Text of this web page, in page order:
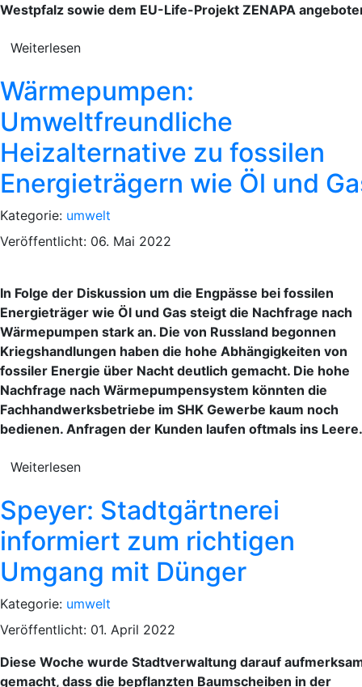
Westpfalz sowie dem EU-Life-Projekt ZENAPA
Weiterlesen
Wärmepumpen:
Umweltfreundliche
Heizalternative zu fossilen
Energieträgern wie Öl und
Kategorie: umwelt
Veröffentlicht: 06. Mai 2022
In Folge der Diskussion um die Engpässe bei fossilen
Energieträger wie Öl und Gas steigt die Nachfrage nach
Wärmepumpen stark an. Die von Russland begonnen
Kriegshandlungen haben die hohe Abhängigkeiten von
fossiler Energie über Nacht deutlich gemacht. Die hohe
Nachfrage nach Wärmepumpensystem könnten die
Fachhandwerksbetriebe im SHK Gewerbe kaum noch
bedienen. Anfragen der Kunden laufen oftmals ins Leere.
Weiterlesen
Speyer: Stadtgärtnerei
informiert zum richtigen
Umgang mit Dünger
Kategorie: umwelt
Veröffentlicht: 01. April 2022
Diese Woche wurde Stadtverwaltung darauf
gemacht, dass die bepflanzten Baumscheiben in der